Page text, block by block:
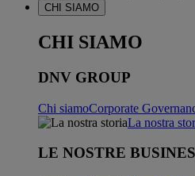
CHI SIAMO
CHI SIAMO
DNV GROUP
Chi siamoCorporate
La nostra
LE NOSTRE